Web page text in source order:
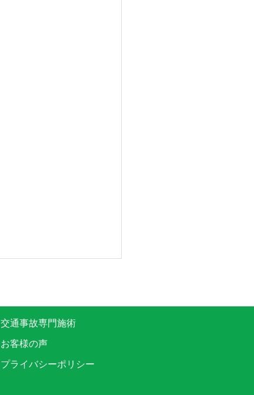
交通事故専門施術
お客様の声
プライバシーポリシー